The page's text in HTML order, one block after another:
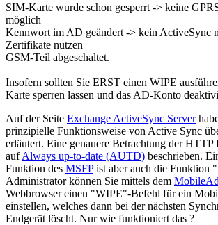
SIM-Karte wurde schon gesperrt -> keine
möglich
Kennwort im AD geändert -> kein ActiveSync
Zertifikate nutzen
GSM-Teil abgeschaltet.
Insofern sollten Sie ERST einen WIPE
Karte sperren lassen und das AD-Konto
Auf der Seite Exchange ActiveSync Server
prinzipielle Funktionsweise von Active Sync
erläutert. Eine genauere Betrachtung der HTTP
aufAlways up-to-date (AUTD) beschrieben.
Funktion des MSFPist aber auch die Funktion
Administrator können Sie mittels dem
Webbrowser einen "WIPE"-Befehl für ein
einstellen, welches dann bei der nächsten
Endgerät löscht. Nur wie funktioniert das ?